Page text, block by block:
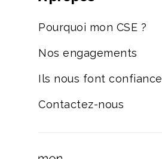
Pourquoi mon CSE ?
Nos engagements
Ils nous font confiance
Contactez-nous